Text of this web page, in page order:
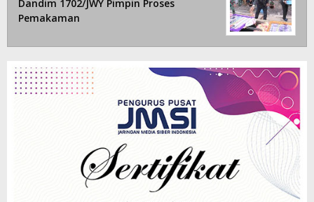
Dandim 1702/JWY Pimpin Proses
Pemakaman